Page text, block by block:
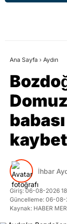
Ana Sayfa › Aydın
İhbar
Giriş: 06-08-2026
Güncelleme: 06-08-
Kaynak: HABER